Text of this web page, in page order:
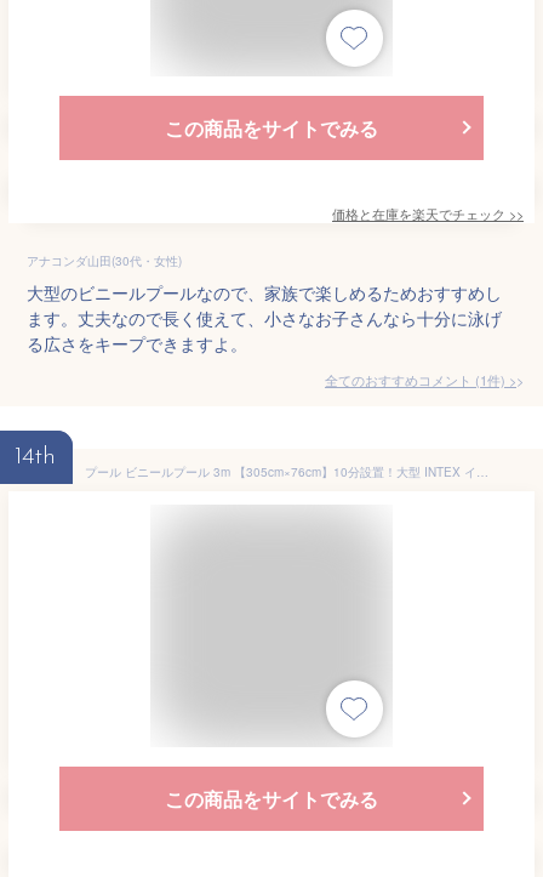
この商品をサイトでみる
価格と在庫を楽天でチェック >>
アナコンダ山田(30代・女性)
大型のビニールプールなので、家族で楽しめるためおすすめし
ます。丈夫なので長く使えて、小さなお子さんなら十分に泳げ
る広さをキープできますよ。
全てのおすすめコメント (1件) >
14th
プール ビニールプール 3m 【305cm×76cm】10分設置！大型 INTEX インテックス イージーセットプール カバー 丸型 水あそび レジャープール 子供用プール 自宅用プール プール10ft x 30in
この商品をサイトでみる